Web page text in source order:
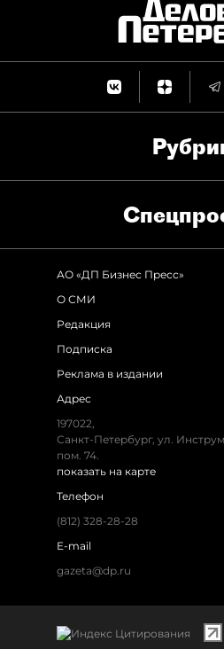
АО «ДП Бизнес Пресс»
О СМИ
Редакция
Подписка
Реклама в издании
Адрес
197022,
Санкт-Петербург, ул.
пом. 74.
показать на карте
Телефон
(812) 328-28-28
E-mail
gazeta@dp.ru